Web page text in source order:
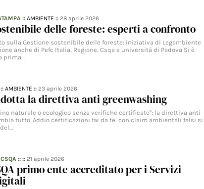
::AMBIENTE ::28 aprile 2026
delle foreste: esperti a confronto
sulla Gestione sostenibile delle foreste: iniziativa di Legambiente
anche di Pefc Italia, Regione, Csqa e università di Padova Si è
prima…
::AMBIENTE ::23 aprile 2026
la direttiva anti greenwashing
naturale o ecologico senza verifiche certificate": la direttiva anti
tutto. Addio certificazioni fai da te: con claim ambientali falsi si
:: ::21 aprile 2026
primo ente accreditato per i Servizi